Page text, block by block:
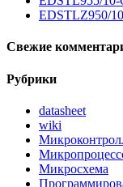
EDSTLZ950/
Свежие
Рубрики
datasheet
wiki
Микросхема